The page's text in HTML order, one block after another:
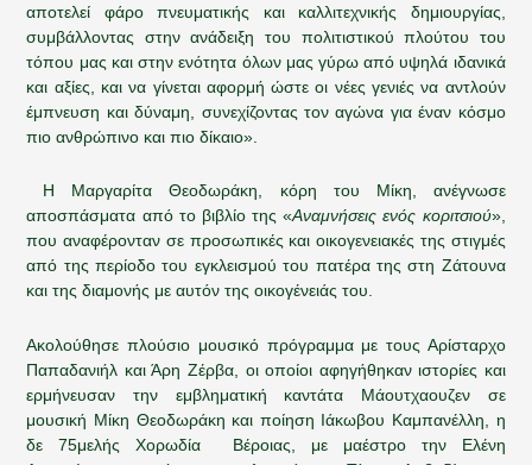
αποτελεί φάρο πνευματικής και καλλιτεχνικής δημιουργίας,
συμβάλλοντας στην ανάδειξη του πολιτιστικού πλούτου του
τόπου μας και στην ενότητα όλων μας γύρω από υψηλά ιδανικά
και αξίες, και να γίνεται αφορμή ώστε οι νέες γενιές να αντλούν
έμπνευση και δύναμη, συνεχίζοντας τον αγώνα για έναν κόσμο
πιο ανθρώπινο και πιο δίκαιο».
Η Μαργαρίτα Θεοδωράκη, κόρη του Μίκη, ανέγνωσε
αποσπάσματα από το βιβλίο της «Αναμνήσεις ενός κοριτσιού»,
που αναφέρονταν σε προσωπικές και οικογενειακές της στιγμές
από της περίοδο του εγκλεισμού του πατέρα της στη Ζάτουνα
και της διαμονής με αυτόν της οικογένειάς του.
Ακολούθησε πλούσιο μουσικό πρόγραμμα με τους Αρίσταρχο
Παπαδανιήλ και Άρη Ζέρβα, οι οποίοι αφηγήθηκαν ιστορίες και
ερμήνευσαν την εμβληματική καντάτα Μάουτχαουζεν σε
μουσική Μίκη Θεοδωράκη και ποίηση Ιάκωβου Καμπανέλλη, η
δε 75μελής Χορωδία Βέροιας, με μαέστρο την Ελένη